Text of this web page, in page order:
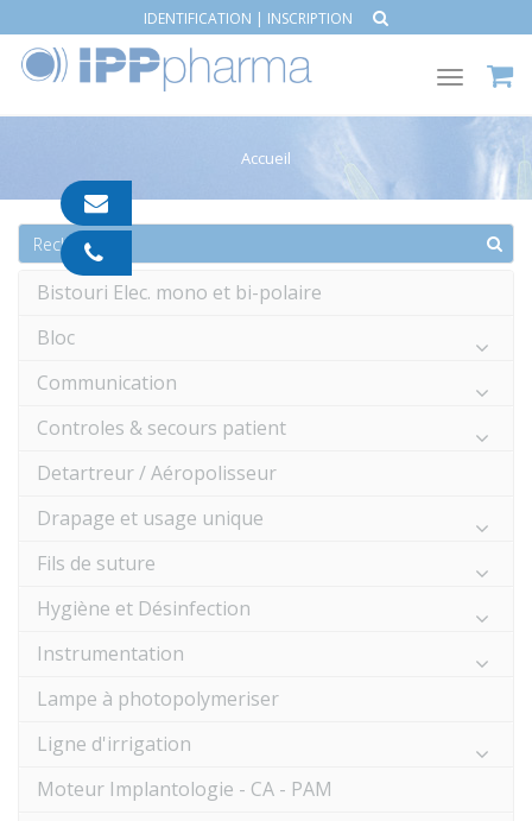
IDENTIFICATION | INSCRIPTION
Toggle
Accueil
Bistouri Elec. mono et bi-polaire
Bloc
Communication
Controles & secours patient
Detartreur / Aéropolisseur
Drapage et usage unique
Fils de suture
Hygiène et Désinfection
Instrumentation
Lampe à photopolymeriser
Ligne d'irrigation
Moteur Implantologie - CA - PAM
contact@ipp-
pharma.com
91
05